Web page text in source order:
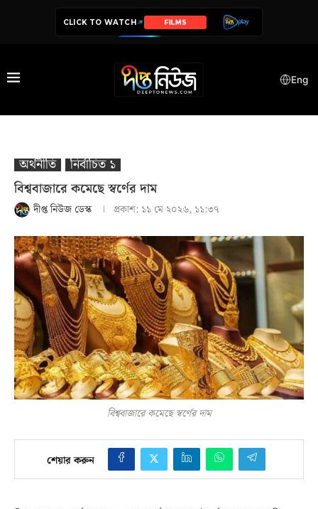
CLICK TO WATCH SERIES
Eng
অর্থনীতি
নির্বাচিত ১
বিশ্ববাজারে কমেছে স্বর্ণের দাম
দীপ্ত নিউজ ডেস্ক প্রকাশ: ১১ মে ২০২৬, ১১:৩৭
বিশ্ববাজারে কমেছে স্বর্ণের দাম
শেয়ার করুন